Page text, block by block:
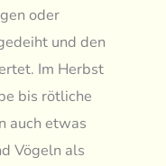
oder
und den
Im Herbst
bis rötliche
auch etwas
Vögeln als